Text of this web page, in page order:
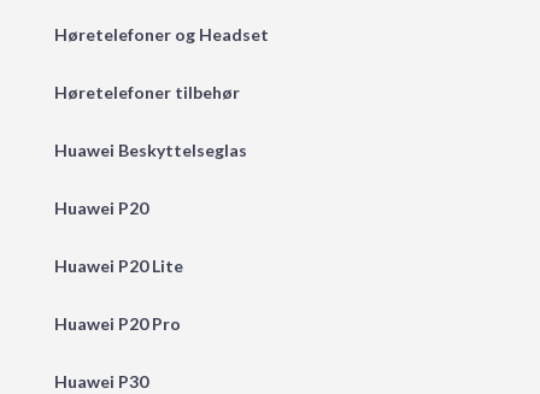
Høretelefoner og Headset
Høretelefoner tilbehør
Huawei Beskyttelseglas
Huawei P20
Huawei P20 Lite
Huawei P20 Pro
Huawei P30